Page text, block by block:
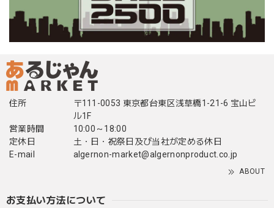
住所
〒111-0053 東京都台東区浅草橋1-21-6 宝山ビ
ル1F
営業時間
10:00～18:00
定休日
土・日・祝祭日及び当社が定める休日
E-mail
algernon-market@algernonproduct.co.jp
ABOUT
お支払い方法について